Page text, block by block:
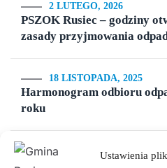
Ustawienia
2 LUTEGO, 2026
PSZOK Rusiec – godziny
zasady przyjmowania
18 LISTOPADA, 2025
Harmonogram odbioru
roku
14 LIPCA, 2020
Kurenda